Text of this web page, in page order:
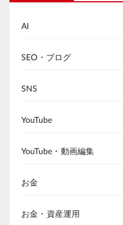
AI
SEO・ブログ
SNS
YouTube
YouTube・動画編集
お金
お金・資産運用